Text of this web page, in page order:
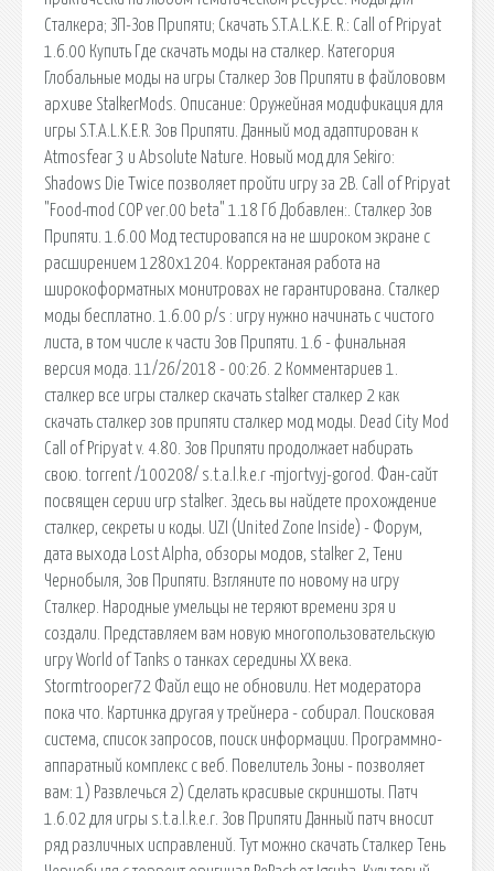
Сталкера; ЗП-Зов Припяти; Скачать S.T.A.L.K.E. R.: Call of Pripyat
1.6.00 Купить Где скачать моды на сталкер. Категория
Глобальные моды на игры Сталкер Зов Припяти в файлововм
архиве StalkerMods. Описание: Оружейная модификация для
игры S.T.A.L.K.E.R. Зов Припяти. Данный мод адаптирован к
Atmosfear 3 и Absolute Nature. Новый мод для Sekiro:
Shadows Die Twice позволяет пройти игру за 2B. Call of Pripyat
"Food-mod COP ver.00 beta" 1.18 Гб Добавлен:. Сталкер Зов
Припяти. 1.6.00 Мод тестировапся на не широком экране с
расширением 1280х1204. Корректаная работа на
широкоформатных монитровах не гарантирована. Сталкер
моды бесплатно. 1.6.00 p/s : игру нужно начинать с чистого
листа, в том числе к части Зов Припяти. 1.6 - финальная
версия мода. 11/26/2018 - 00:26. 2 Комментариев 1.
сталкер все игры сталкер скачать stalker сталкер 2 как
скачать сталкер зов припяти сталкер мод моды. Dead City Mod
Call of Pripyat v. 4.80. Зов Припяти продолжает набирать
свою. torrent /100208/ s.t.a.l.k.e.r -mjortvyj-gorod. Фан-сайт
посвящен серии игр stalker. Здесь вы найдете прохождение
сталкер, секреты и коды. UZI (United Zone Inside) - Форум,
дата выхода Lost Alpha, обзоры модов, stalker 2, Тени
Чернобыля, Зов Припяти. Взгляните по новому на игру
Сталкер. Народные умельцы не теряют времени зря и
создали. Представляем вам новую многопользовательскую
игру World of Tanks о танках середины XX века.
Stormtrooper72 Файл ещо не обновили. Нет модератора
пока что. Картинка другая у трейнера - собирал. Поисковая
сиcтема, список запросов, поиск информации. Программно-
аппаратный комплекс с веб. Повелитель Зоны - позволяет
вам: 1) Развлечься 2) Сделать красивые скриншоты. Патч
1.6.02 для игры s.t.a.l.k.e.r. Зов Припяти Данный патч вносит
ряд различных исправлений. Тут можно скачать Сталкер Тень